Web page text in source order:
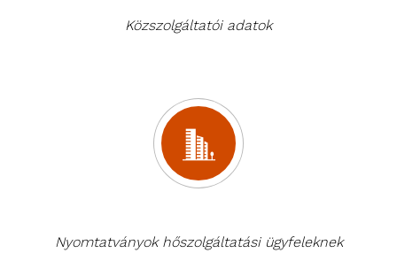
Közszolgáltatói adatok
Nyomtatványok hőszolgáltatási ügyfeleknek